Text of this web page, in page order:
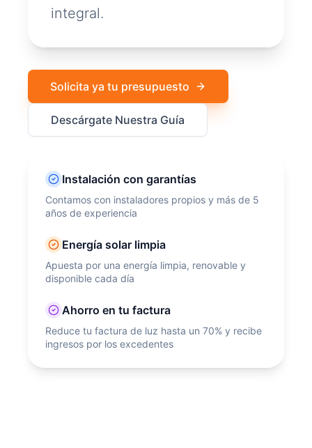
integral.
Solicita ya tu presupuesto
Descárgate Nuestra Guía
Instalación con garantías
Contamos con instaladores propios y más de 5
años de experiencia
Energía solar limpia
Apuesta por una energía limpia, renovable y
disponible cada día
Ahorro en tu factura
Reduce tu factura de luz hasta un 70% y recibe
ingresos por los excedentes